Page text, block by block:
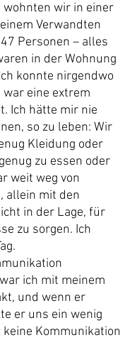
wohnten wir in einer
Verwandten
Personen – alles
in der Wohnung
konnte nirgendwo
war eine extrem
Ich hätte mir nie
so zu leben: Wir
Kleidung oder
zu essen oder
weit weg von
allein mit den
in der Lage, für
zu sorgen. Ich
ich mit meinem
und wenn er
er uns ein wenig
keine Kommunikation